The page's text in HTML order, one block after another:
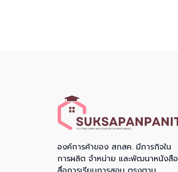
องค์การค้าของ สกสค. มีภารกิจใน
การผลิต จำหน่าย และพัฒนาหนังสือ